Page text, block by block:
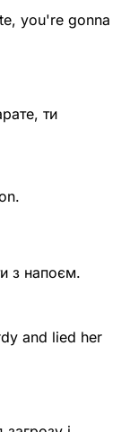
you're gonna
ти
з напоєм.
and lied her